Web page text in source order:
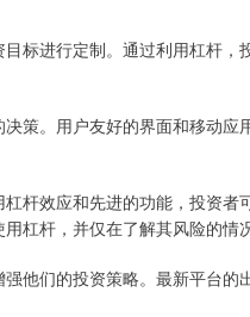
标进行定制。通过利用杠杆，
策。用户友好的界面和移动应
杆效应和先进的功能，投资者
杠杆，并仅在了解其风险的情
他们的投资策略。最新平台的